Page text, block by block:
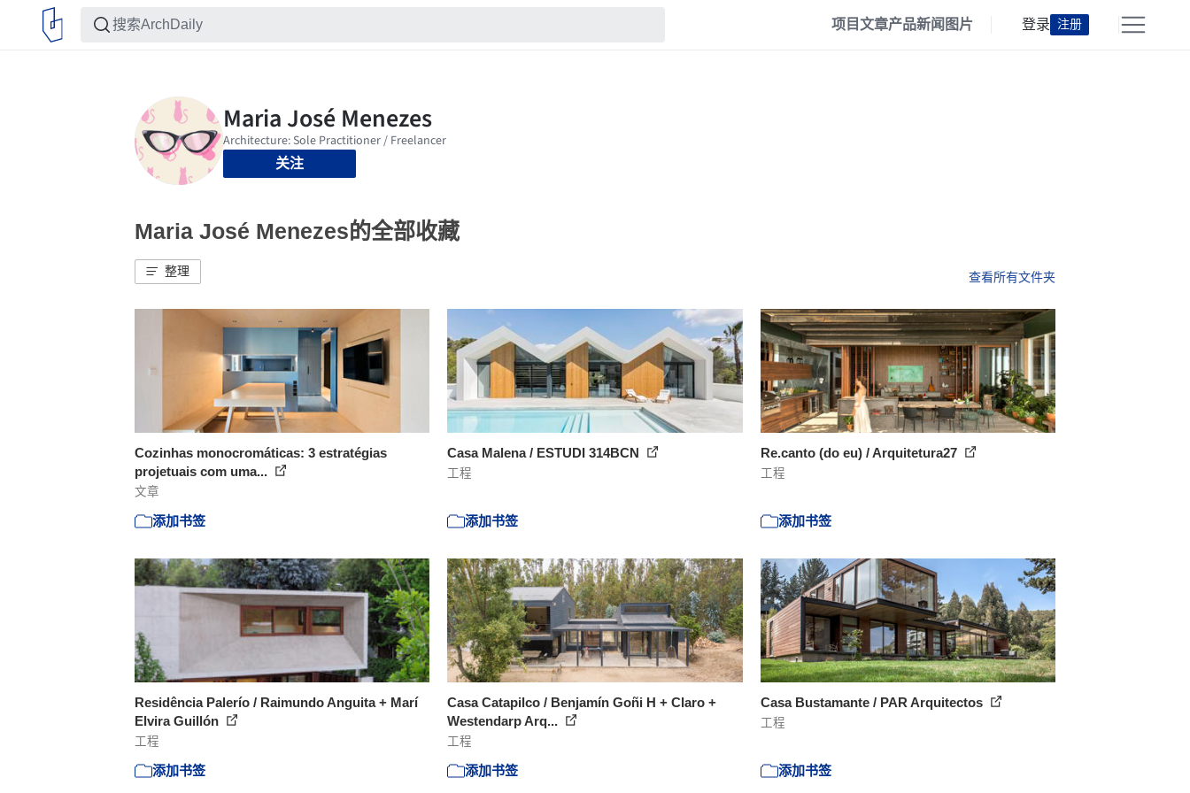
项目文章产品新闻 图片 登录 注册
关注
Maria José Menezes的全部收藏
整理 查看所有文件夹
Cozinhas monocromáticas: 3 estratégias
projetuais com uma...
文章
添加书签
Casa Malena / ESTUDI 314BCN
工程
添加书签
Re.canto (do eu) / Arquitetura27
工程
添加书签
Residência Palerío / Raimundo Anguita + Marí
Elvira Guillón
工程
添加书签
Casa Catapilco / Benjamín Goñi H + Claro +
Westendarp Arq...
工程
添加书签
Casa Bustamante / PAR Arquitectos
工程
添加书签